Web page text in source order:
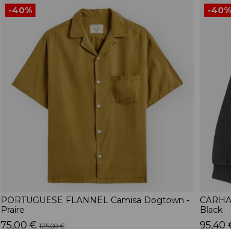
-40%
PORTUGUESE FLANNEL Camisa Dogtown -
Praire
75,00 € 125,00 €
-40%
Black
95,40